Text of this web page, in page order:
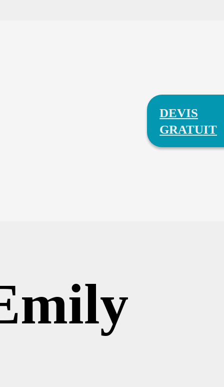
DEVIS
GRATUIT